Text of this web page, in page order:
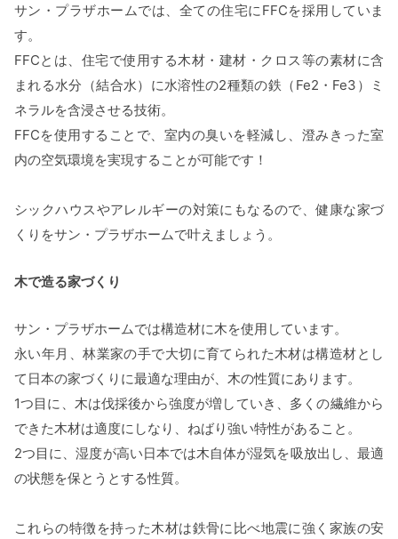
サン・プラザホームでは、全ての住宅にFFCを採用していま
す。
FFCとは、住宅で使用する木材・建材・クロス等の素材に含
まれる水分（結合水）に水溶性の2種類の鉄（Fe2・Fe3）ミ
ネラルを含浸させる技術。
FFCを使用することで、室内の臭いを軽減し、澄みきった室
内の空気環境を実現することが可能です！
シックハウスやアレルギーの対策にもなるので、健康な家づ
くりをサン・プラザホームで叶えましょう。
木で造る家づくり
サン・プラザホームでは構造材に木を使用しています。
永い年月、林業家の手で大切に育てられた木材は構造材とし
て日本の家づくりに最適な理由が、木の性質にあります。
1つ目に、木は伐採後から強度が増していき、多くの繊維から
できた木材は適度にしなり、ねばり強い特性があること。
2つ目に、湿度が高い日本では木自体が湿気を吸放出し、最適
の状態を保とうとする性質。
これらの特徴を持った木材は鉄骨に比べ地震に強く家族の安